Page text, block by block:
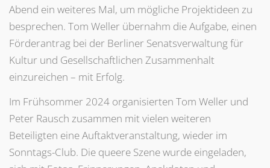
Abend ein weiteres Mal, um mögliche Projektideen zu
besprechen. Tom Weller übernahm die Aufgabe, einen
Förderantrag bei der Berliner Senatsverwaltung für
Kultur und Gesellschaftlichen Zusammenhalt
einzureichen – mit Erfolg.
Im Frühsommer 2024 organisierten Tom Weller und
Peter Rausch zusammen mit vielen weiteren
Beteiligten eine Auftaktveranstaltung, wieder im
Sonntags-Club. Die queere Szene wurde eingeladen,